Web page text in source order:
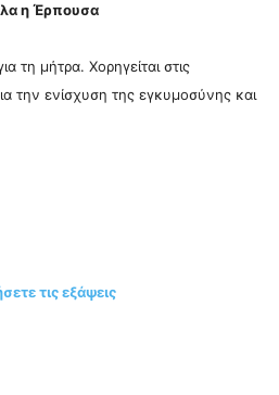
η Έρπουσα
τη μήτρα. Χορηγείται στις
την ενίσχυση της εγκυμοσύνης και
τις εξάψεις